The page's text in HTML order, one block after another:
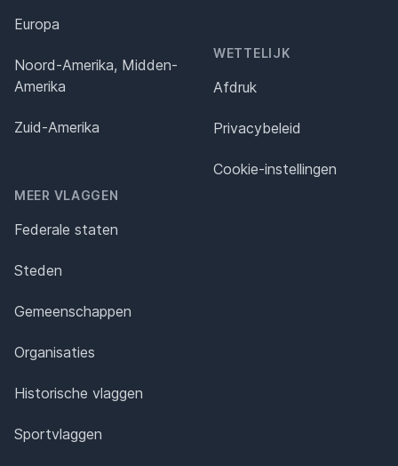
Europa
Noord-Amerika, Midden-
Amerika
Zuid-Amerika
MEER VLAGGEN
Federale staten
Steden
Gemeenschappen
Organisaties
Historische vlaggen
Sportvlaggen
WETTELIJK
Afdruk
Privacybeleid
Cookie-instellingen